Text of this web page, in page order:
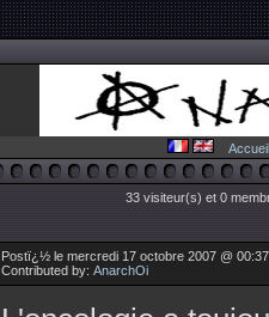
Accueil
33 visiteur(s) et 0
Postï¿½ le mercredi 17 octobre 2007 @
Contributed by: AnarchOi